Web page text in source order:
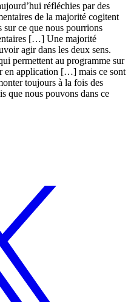
réfléchies par des
de la majorité cogitent
sur ce que nous pourrions
[…] Une majorité
agir dans les deux sens.
permettent au programme sur
en application […] mais ce sont
toujours à la fois des
que nous pouvons dans ce